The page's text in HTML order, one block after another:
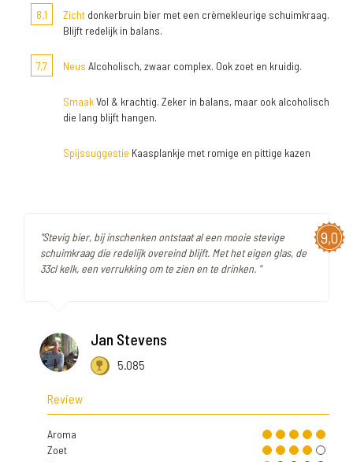
8,1
Zicht donkerbruin bier met een crèmekleurige schuimkraag.
Blijft redelijk in balans.
7,7 Neus Alcoholisch, zwaar complex. Ook zoet en kruidig.
SmaakVol & krachtig. Zeker in balans, maar ook alcoholisch
die lang blijft hangen.
Spijssuggestie Kaasplankje met romige en pittige kazen
9,0
"Stevig bier, bij inschenken ontstaat al een mooie stevige
schuimkraag die redelijk overeind blijft. Met het eigen glas, de
33cl kelk, een verrukking om te zien en te drinken. "
Jan Stevens
5.085
Review
Aroma
Zoet